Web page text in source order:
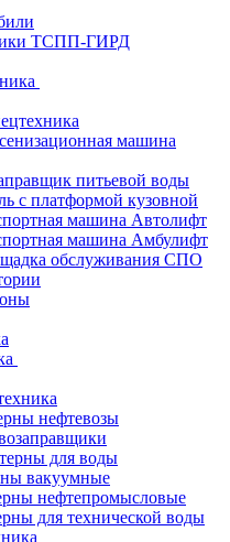
ТСПП-ГИРД
машина
питьевой воды
с платформой кузовной
машина Автолифт
машина Амбулифт
обслуживания СПО
нефтевозы
для воды
вакуумные
нефтепромысловые
для технической воды